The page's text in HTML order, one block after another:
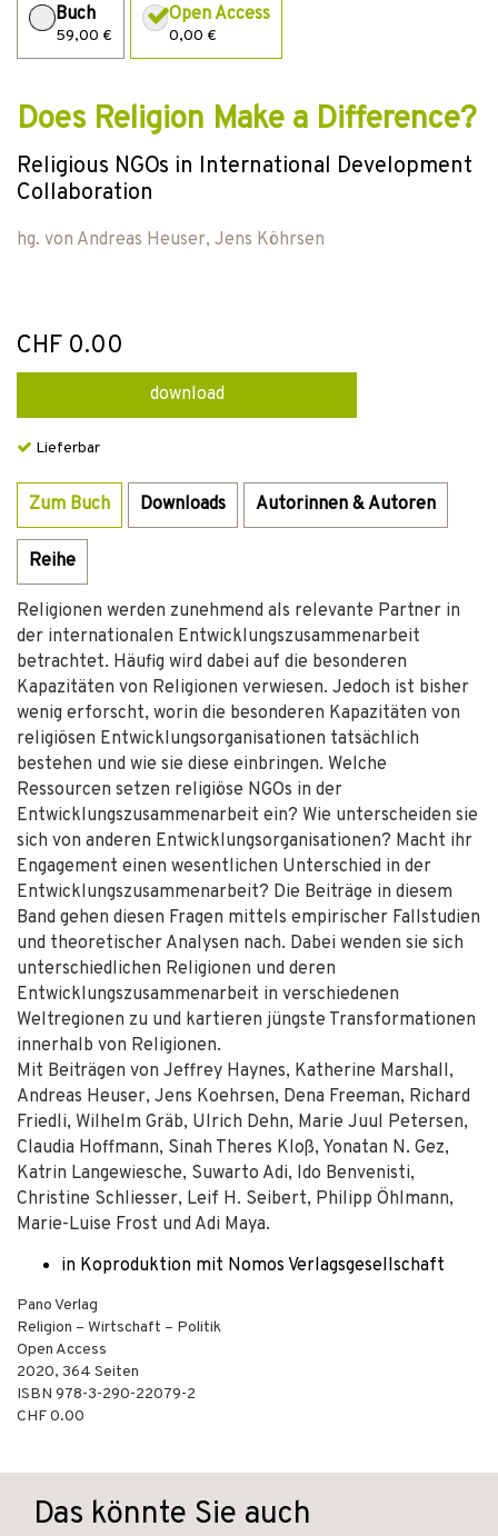
Buch
59,00 €
Open Access
0,00 €
Does Religion Make a Difference?
Religious NGOs in International Development
Collaboration
hg. von Andreas Heuser, Jens Köhrsen
CHF 0.00
download
Lieferbar
Zum Buch Downloads Autorinnen & Autoren
Reihe
Religionen werden zunehmend als relevante Partner in
der internationalen Entwicklungszusammenarbeit
betrachtet. Häufig wird dabei auf die besonderen
Kapazitäten von Religionen verwiesen. Jedoch ist bisher
wenig erforscht, worin die besonderen Kapazitäten von
religiösen Entwicklungsorganisationen tatsächlich
bestehen und wie sie diese einbringen. Welche
Ressourcen setzen religiöse NGOs in der
Entwicklungszusammenarbeit ein? Wie unterscheiden sie
sich von anderen Entwicklungsorganisationen? Macht ihr
Engagement einen wesentlichen Unterschied in der
Entwicklungszusammenarbeit? Die Beiträge in diesem
Band gehen diesen Fragen mittels empirischer Fallstudien
und theoretischer Analysen nach. Dabei wenden sie sich
unterschiedlichen Religionen und deren
Entwicklungszusammenarbeit in verschiedenen
Weltregionen zu und kartieren jüngste Transformationen
innerhalb von Religionen.
Mit Beiträgen von Jeffrey Haynes, Katherine Marshall,
Andreas Heuser, Jens Koehrsen, Dena Freeman, Richard
Friedli, Wilhelm Gräb, Ulrich Dehn, Marie Juul Petersen,
Claudia Hoffmann, Sinah Theres Kloß, Yonatan N. Gez,
Katrin Langewiesche, Suwarto Adi, Ido Benvenisti,
Christine Schliesser, Leif H. Seibert, Philipp Öhlmann,
Marie-Luise Frost und Adi Maya.
in Koproduktion mit Nomos Verlagsgesellschaft
Pano Verlag
Religion – Wirtschaft – Politik
Open Access
2020, 364 Seiten
ISBN 978-3-290-22079-2
CHF 0.00
Das könnte Sie auch